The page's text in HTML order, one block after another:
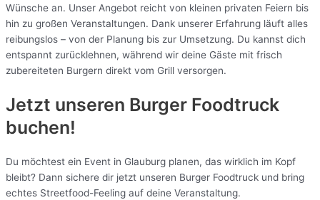
Wünsche an. Unser Angebot reicht von kleinen privaten Feiern bis
hin zu großen Veranstaltungen. Dank unserer Erfahrung läuft alles
reibungslos – von der Planung bis zur Umsetzung. Du kannst dich
entspannt zurücklehnen, während wir deine Gäste mit frisch
zubereiteten Burgern direkt vom Grill versorgen.
Jetzt unseren Burger Foodtruck
buchen!
Du möchtest ein Event in Glauburg planen, das wirklich im Kopf
bleibt? Dann sichere dir jetzt unseren Burger Foodtruck und bring
echtes Streetfood-Feeling auf deine Veranstaltung.